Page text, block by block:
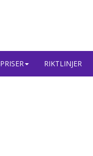
PRISER RIKTLINJER